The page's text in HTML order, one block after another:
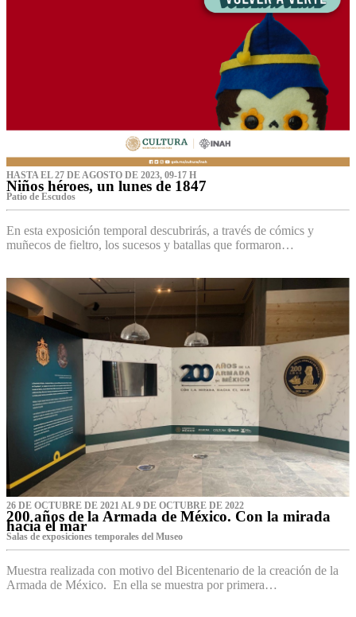
HASTA EL 27 DE AGOSTO DE 2023, 09-17 H
Niños héroes, un lunes de 1847
Patio de Escudos
En esta exposición temporal descubrirás, a través de cómics y
muñecos de fieltro, los sucesos y batallas que formaron…
26 DE OCTUBRE DE 2021 AL 9 DE OCTUBRE DE 2022
200 años de la Armada de México. Con la mirada
hacia el mar
Salas de exposiciones temporales del Museo‌
Muestra realizada con motivo del Bicentenario de la creación de la
Armada de México. En ella se muestra por primera…